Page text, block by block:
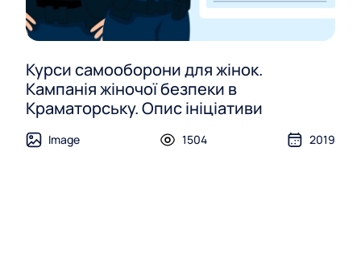
Курси самооборони для жінок.
Кампанія жіночої безпеки в
Краматорську. Опис ініціативи
Image 1504 2019